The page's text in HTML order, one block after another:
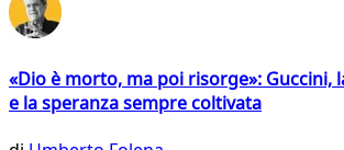
«Dio è morto, ma poi risorge»: Guccini,
e la speranza sempre coltivata